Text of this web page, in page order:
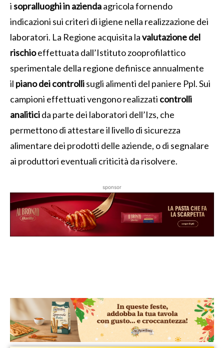
isopralluoghi in aziendaagricola fornendo
indicazioni sui criteri di igiene nella realizzazione dei
laboratori. La Regione acquisita lavalutazione del
rischioeffettuata dall’Istituto zooprofilattico
sperimentale della regione definisce annualmente
il piano dei controllisugli alimenti del paniere Ppl. Sui
campioni effettuati vengono realizzati controlli
analiticida parte dei laboratori dell’Izs, che
permettono di attestare il livello di sicurezza
alimentare dei prodotti delle aziende, o di segnalare
ai produttori eventuali criticità da risolvere.
sponsor